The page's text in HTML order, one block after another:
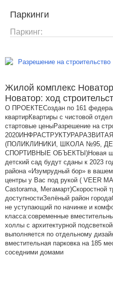
Паркинги
Паркинг:
Разрешение на строительство
Жилой комплекс
Новатор: ход
О ПРОЕКТЕСоздан по 161
квартирКвартиры с чистовой
стартовые ценыРазрешение на
(ПОЛИКЛИНИКИ, ШКОЛА №95,
СПОРТИВНЫЕ ОБЪЕКТЫ)Новая
детский сад будут сданы к 2023
района «Изумрудный бор» в
центры у Вас под рукой ( VEER
Castorama, Мегамарт)Скоростной
доступностиЗелёный район
не уступающий по начинке и
класса:современные
холлы с архитектурной
выполняется по отдельному
вместительная парковка на 185
соседними домами